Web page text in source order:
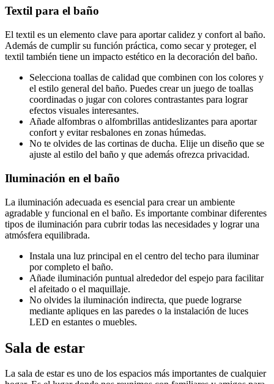
Textil para el baño
El textil es un elemento clave para aportar calidez y confort al baño.
Además de cumplir su función práctica, como secar y proteger, el
textil también tiene un impacto estético en la decoración del baño.
Selecciona toallas de calidad que combinen con los colores y
el estilo general del baño. Puedes crear un juego de toallas
coordinadas o jugar con colores contrastantes para lograr
efectos visuales interesantes.
Añade alfombras o alfombrillas antideslizantes para aportar
confort y evitar resbalones en zonas húmedas.
No te olvides de las cortinas de ducha. Elije un diseño que se
ajuste al estilo del baño y que además ofrezca privacidad.
Iluminación en el baño
La iluminación adecuada es esencial para crear un ambiente
agradable y funcional en el baño. Es importante combinar diferentes
tipos de iluminación para cubrir todas las necesidades y lograr una
atmósfera equilibrada.
Instala una luz principal en el centro del techo para iluminar
por completo el baño.
Añade iluminación puntual alrededor del espejo para facilitar
el afeitado o el maquillaje.
No olvides la iluminación indirecta, que puede lograrse
mediante apliques en las paredes o la instalación de luces
LED en estantes o muebles.
Sala de estar
La sala de estar es uno de los espacios más importantes de cualquier